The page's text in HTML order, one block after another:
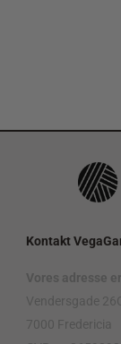
Kontakt
Vores adresse er:
Vendersgade
7000 Fredericia